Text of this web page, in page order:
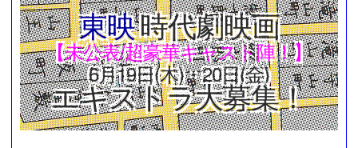
東映時代劇映画
【未公表/超豪華キャスト陣！】
6月19日(木)・20日(金)
エキストラ大募集！